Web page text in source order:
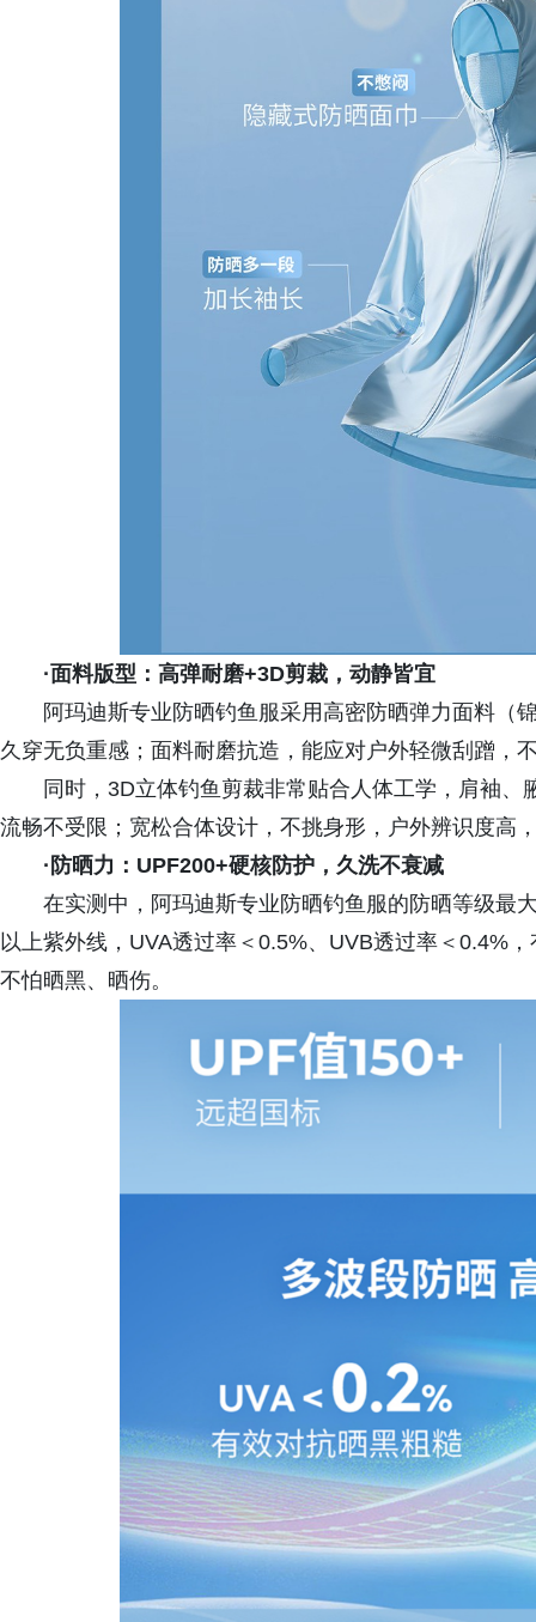
·面料版型：高弹耐磨+3D剪裁，动静皆宜
阿玛迪斯专业防晒钓鱼服采用高密防晒弹力面料（
久穿无负重感；面料耐磨抗造，能应对户外轻微刮蹭，
同时，3D立体钓鱼剪裁非常贴合人体工学，肩袖
流畅不受限；宽松合体设计，不挑身形，户外辨识度高
· 防晒力：UPF200+硬核防护，久洗不衰减
在实测中，阿玛迪斯专业防晒钓鱼服的防晒等级最
以上紫外线，UVA透过率＜0.5%、UVB透过率＜0.4%
不怕晒黑、晒伤。